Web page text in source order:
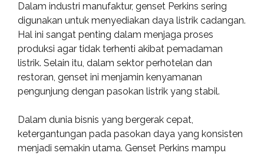
Dalam industri manufaktur, genset Perkins sering
digunakan untuk menyediakan daya listrik cadangan.
Hal ini sangat penting dalam menjaga proses
produksi agar tidak terhenti akibat pemadaman
listrik. Selain itu, dalam sektor perhotelan dan
restoran, genset ini menjamin kenyamanan
pengunjung dengan pasokan listrik yang stabil.
Dalam dunia bisnis yang bergerak cepat,
ketergantungan pada pasokan daya yang konsisten
menjadi semakin utama. Genset Perkins mampu